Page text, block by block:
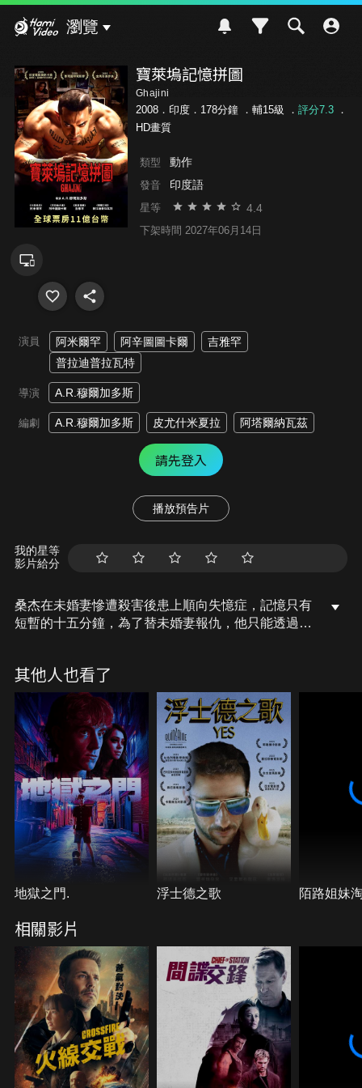
瀏覽
寶萊塢記憶拼圖
Ghajini
2008．印度．178分鐘 ． 輔15級 ． 評分7.3．
HD畫質
類型 動作
發音 印度語
星等 4.4
下架時間 2027年06月14日
演員 阿米爾罕 阿辛圖圖卡爾
吉雅罕
普拉迪普拉瓦特
導演 A.R.穆爾加多斯
編劇 A.R.穆爾加多斯 皮尤什米夏拉 阿塔爾納瓦茲
請先登入
播放預告片
我的星等
影片給分
桑杰在未婚妻慘遭殺害後患上順向失憶症，記憶只有
短暫的十五分鐘，為了替未婚妻報仇，他只能透過拍
其他人也看了
地獄之門. 浮士德之歌 陌路姐妹
相關影片